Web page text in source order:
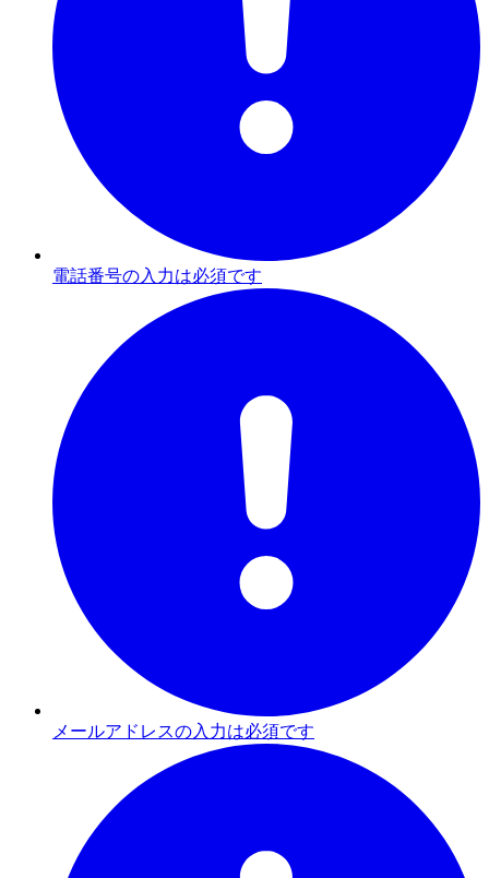
電話番号の入力は必須です
メールアドレスの入力は必須です